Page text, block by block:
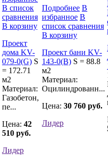
В список
сравнения
В корзину
Проект
дома KV-
079-0(G) S
= 172.71
м2
Материал:
Газобетон,
пе...
Цена: 42
510 руб.
Лидер
Подробнее В
избранное В
список сравнения
В корзину
Проект бани KV-
143-0(B) S = 88.8
м2
Материал:
Оцилиндрованн...
Цена: 30 760 руб.
Лидер